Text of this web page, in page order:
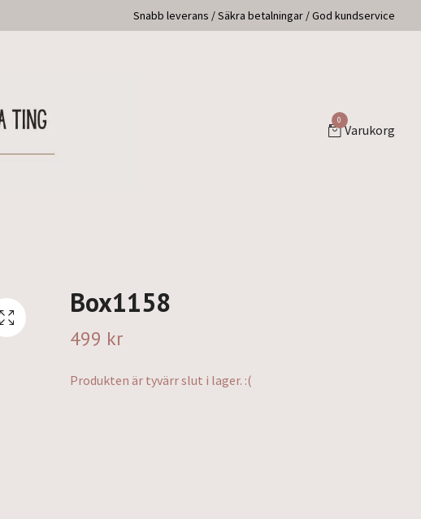
Snabb leverans / Säkra betalningar / God kundservice
0
Varukorg
Box1158
499 kr
Produkten är tyvärr slut i lager. :(